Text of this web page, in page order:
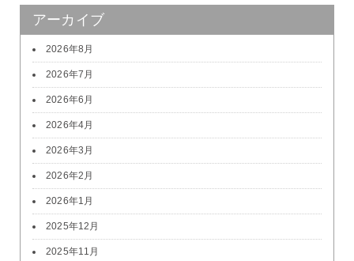
アーカイブ
2026年8月
2026年7月
2026年6月
2026年4月
2026年3月
2026年2月
2026年1月
2025年12月
2025年11月